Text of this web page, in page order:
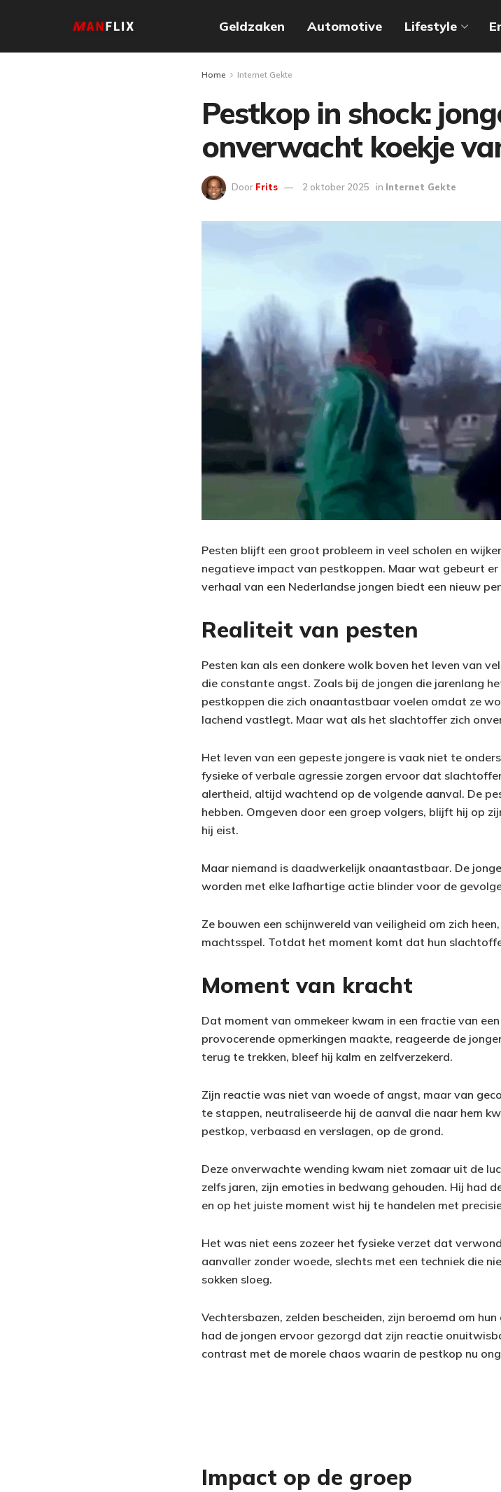
Geldzaken Automotive Lifestyle
Home Internet Gekte
Pestkop in shock:
onverwacht koekje
Door Frits 2 oktober 2025 in Internet Gekte
Pesten blijft een groot probleem in veel scholen en
negatieve impact van pestkoppen. Maar wat gebeurt
verhaal van een Nederlandse jongen biedt een nieuw
Realiteit van pesten
Pesten kan als een donkere wolk boven het leven van
die constante angst. Zoals bij de jongen die jarenlang
pestkoppen die zich onaantastbaar voelen omdat ze
lachend vastlegt. Maar wat als het slachtoffer zich
Het leven van een gepeste jongere is vaak niet te
fysieke of verbale agressie zorgen ervoor dat
alertheid, altijd wachtend op de volgende aanval. De
hebben. Omgeven door een groep volgers, blijft hij op
hij eist.
Maar niemand is daadwerkelijk onaantastbaar. De
worden met elke lafhartige actie blinder voor de
Ze bouwen een schijnwereld van veiligheid om zich
machtsspel. Totdat het moment komt dat hun
Moment van kracht
Dat moment van ommekeer kwam in een fractie van
provocerende opmerkingen maakte, reageerde de
terug te trekken, bleef hij kalm en zelfverzekerd.
Zijn reactie was niet van woede of angst, maar van
te stappen, neutraliseerde hij de aanval die naar hem
pestkop, verbaasd en verslagen, op de grond.
Deze onverwachte wending kwam niet zomaar uit de
zelfs jaren, zijn emoties in bedwang gehouden. Hij had
en op het juiste moment wist hij te handelen met
Het was niet eens zozeer het fysieke verzet dat
aanvaller zonder woede, slechts met een techniek die
sokken sloeg.
Vechtersbazen, zelden bescheiden, zijn beroemd om
had de jongen ervoor gezorgd dat zijn reactie
contrast met de morele chaos waarin de pestkop nu
Impact op de groep